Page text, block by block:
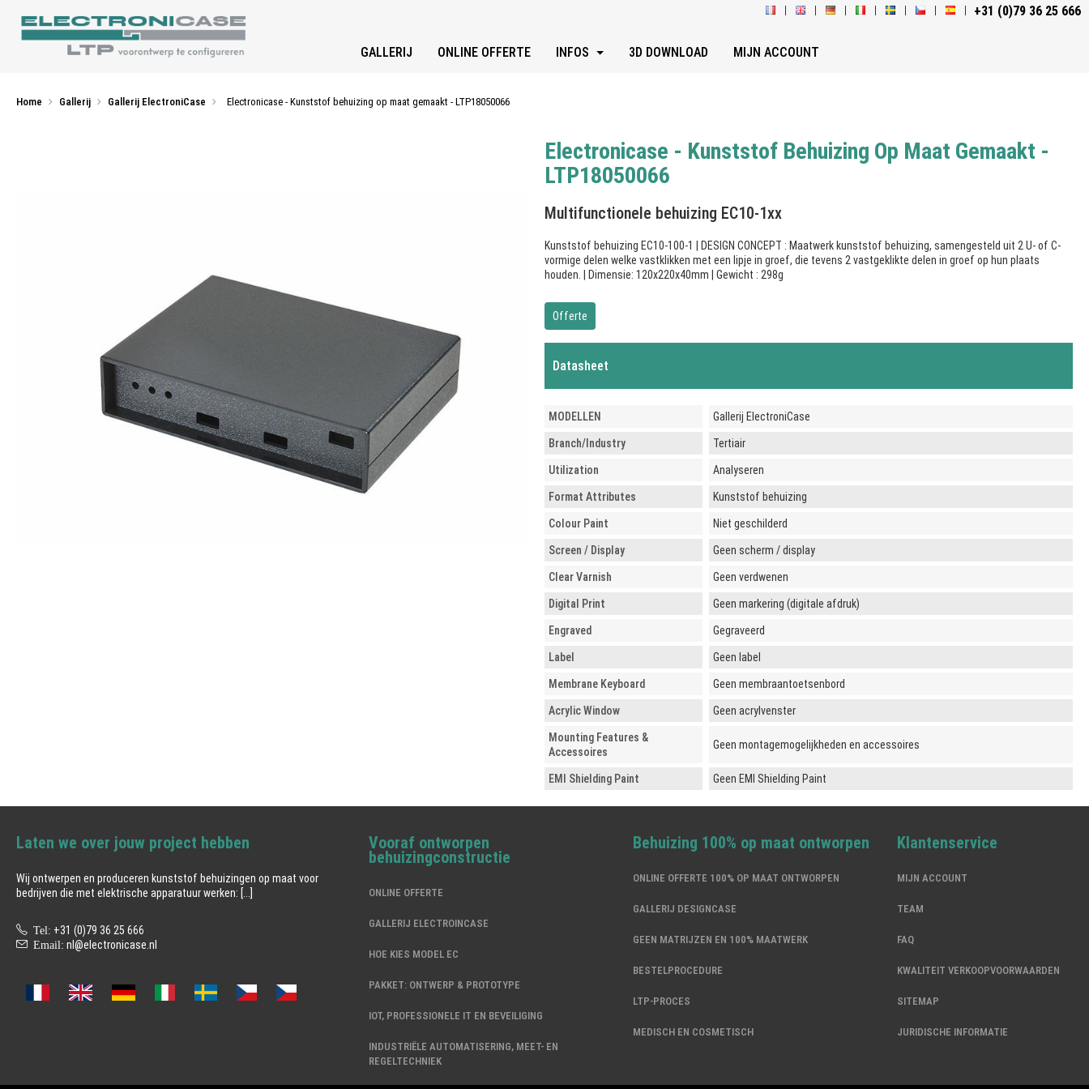
+31 (0)79 36 25 666
GALLERIJ ONLINE OFFERTE INFOS 3D DOWNLOAD MIJN ACCOUNT
Home Gallerij Gallerij ElectroniCase Electronicase - Kunststof behuizing op maat gemaakt - LTP18050066
Electronicase - Kunststof Behuizing Op Maat Gemaakt -
LTP18050066
Multifunctionele behuizing EC10-1xx
Kunststof behuizing EC10-100-1 | DESIGN CONCEPT : Maatwerk kunststof behuizing, samengesteld uit 2 U- of C-
vormige delen welke vastklikken met een lipje in groef, die tevens 2 vastgeklikte delen in groef op hun plaats
houden. | Dimensie: 120x220x40mm | Gewicht : 298g
Offerte
Datasheet
MODELLEN Gallerij ElectroniCase
Branch/Industry Tertiair
Utilization Analyseren
Format Attributes Kunststof behuizing
Colour Paint Niet geschilderd
Screen / Display Geen scherm / display
Clear Varnish Geen verdwenen
Digital Print Geen markering (digitale afdruk)
Engraved Gegraveerd
Label Geen label
Membrane Keyboard Geen membraantoetsenbord
Acrylic Window Geen acrylvenster
Mounting Features &
Accessoires
Geen montagemogelijkheden en accessoires
EMI Shielding Paint Geen EMI Shielding Paint
Laten we over jouw project hebben
Wij ontwerpen en produceren kunststof behuizingen op maat voor
bedrijven die met elektrische apparatuur werken: [...]
Tel: +31 (0)79 36 25 666
Email: nl@electronicase.nl
Vooraf ontworpen
behuizingconstructie
ONLINE OFFERTE
GALLERIJ ELECTROINCASE
HOE KIES MODEL EC
PAKKET: ONTWERP & PROTOTYPE
IOT, PROFESSIONELE IT EN BEVEILIGING
INDUSTRIËLE AUTOMATISERING, MEET- EN
REGELTECHNIEK
Behuizing 100% op maat ontworpen
ONLINE OFFERTE 100% OP MAAT ONTWORPEN
GALLERIJ DESIGNCASE
GEEN MATRIJZEN EN 100% MAATWERK
BESTELPROCEDURE
LTP-PROCES
MEDISCH EN COSMETISCH
Klantenservice
MIJN ACCOUNT
TEAM
FAQ
KWALITEIT VERKOOPVOORWAARDEN
SITEMAP
JURIDISCHE INFORMATIE